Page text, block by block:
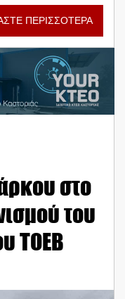
ΠΕΡΙΣΣΟΤΕΡΑ
στο
του
ΤΟΕΒ